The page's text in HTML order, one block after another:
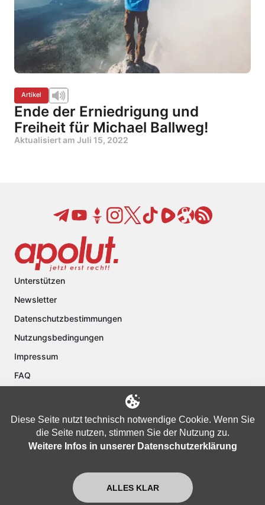
Artikel
Ende der Erniedrigung und
Freiheit für Michael Ballweg!
Aktualisiert am Juli 15, 2022
Unterstützen
Newsletter
Datenschutzbestimmungen
Nutzungsbedingungen
Impressum
FAQ
Diese Seite nutzt technisch notwendige Cookie. Wenn Sie
die Seite nutzen, stimmen Sie der Nutzung zu.
Weitere Infos in unserer Datenschutzerklärung
ALLES KLAR